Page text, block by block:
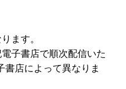
ます。
子書店で順次配信いた
書店によって異なりま